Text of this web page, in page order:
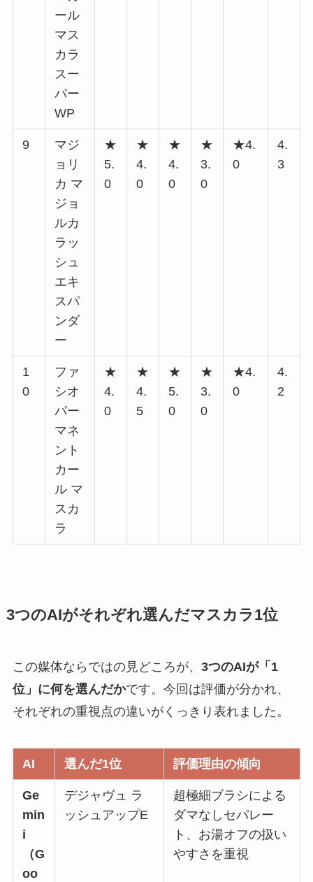
ール
マス
カラ
スー
パー
WP
9
マジ
ョリ
カ マ
ジョ
ルカ
ラッ
シュ
エキ
スパ
ンダ
ー
★
5.
0
★
4.
0
★
4.
0
★
3.
0
★4.
0
4.
3
1
0
ファ
シオ
パー
マネ
ント
カー
ル マ
スカ
ラ
★
4.
0
★
4.
5
★
5.
0
★
3.
0
★4.
0
4.
2
3つのAIがそれぞれ選んだマスカラ1位
この媒体ならではの見どころが、 3つのAIが「1
位」に何を選んだかです。今回は評価が分かれ、
それぞれの重視点の違いがくっきり表れました。
AI 選んだ1位 評価理由の傾向
Ge
min
i
（G
oo
デジャヴュ ラ
ッシュアップE
超極細ブラシによる
ダマなしセパレー
ト、お湯オフの扱い
やすさを重視